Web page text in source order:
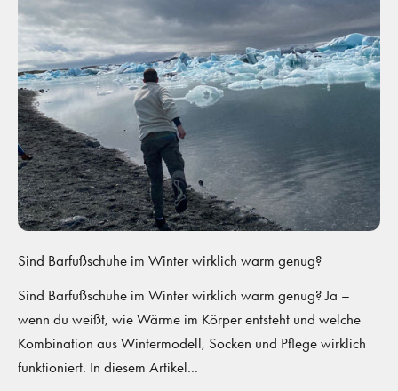
Sind Barfußschuhe im Winter wirklich warm genug?
Sind Barfußschuhe im Winter wirklich warm genug? Ja –
wenn du weißt, wie Wärme im Körper entsteht und welche
Kombination aus Wintermodell, Socken und Pflege wirklich
funktioniert. In diesem Artikel...